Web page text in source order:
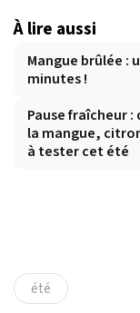
À lire aussi
Mangue brûlée :
minutes !
Pause fraîcheur
la mangue,
à tester cet été
été